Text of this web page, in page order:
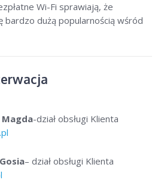
Wi-Fi sprawiają, że
bardzo dużą popularnością wśród
Magda-dział obsługi Klienta
Gosia– dział obsługi Klienta